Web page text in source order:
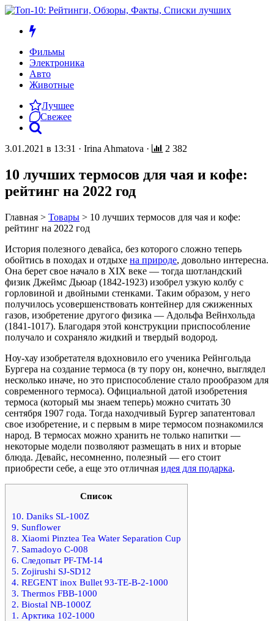
Фильмы
Электроника
Авто
Животные
Лучшее
Свежее
3.01.2021 в 13:31 · Irina Ahmatova · 2 382
10 лучших термосов для чая и кофе:
рейтинг на 2022 год
Главная > Товары > 10 лучших термосов для чая и кофе:
рейтинг на 2022 год
История полезного девайса, без которого сложно теперь
обойтись в походах и отдыхе на природе, довольно интересна.
Она берет свое начало в XIX веке — тогда шотландский
физик Джеймс Дьюар (1842-1923) изобрел узкую колбу с
горловиной и двойными стенками. Таким образом, у него
получилось усовершенствовать контейнер для сжиженных
газов, изобретение другого физика — Адольфа Вейнхольда
(1841-1017). Благодаря этой конструкции приспособление
получало и сохраняло жидкий и твердый водород.
Ноу-хау изобретателя вдохновило его ученика Рейнгольда
Бургера на создание термоса (в ту пору он, конечно, выглядел
несколько иначе, но это приспособление стало прообразом для
современного термоса). Официальной датой изобретения
термоса (который мы знаем теперь) можно считать 30
сентября 1907 года. Тогда находчивый Бургер запатентовал
свое изобретение, и с первым в мире термосом познакомился
народ. В термосах можно хранить не только напитки —
некоторые модели позволяют размещать в них и вторые
блюда. Девайс, несомненно, полезный — его стоит
приобрести себе, а еще это отличная идея для подарка.
Список
10. Daniks SL-100Z
9. Sunflower
8. Xiaomi Pinztea Tea Water Separation Cup
7. Samadoyo С-008
6. Следопыт PF-TM-14
5. Zojirushi SJ-SD12
4. REGENT inox Bullet 93-TE-B-2-1000
3. Thermos FBB-1000
2. Biostal NB-1000Z
1. Арктика 102-1000